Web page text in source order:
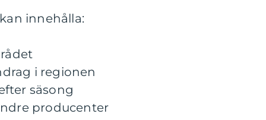
innehålla:
i regionen
säsong
producenter